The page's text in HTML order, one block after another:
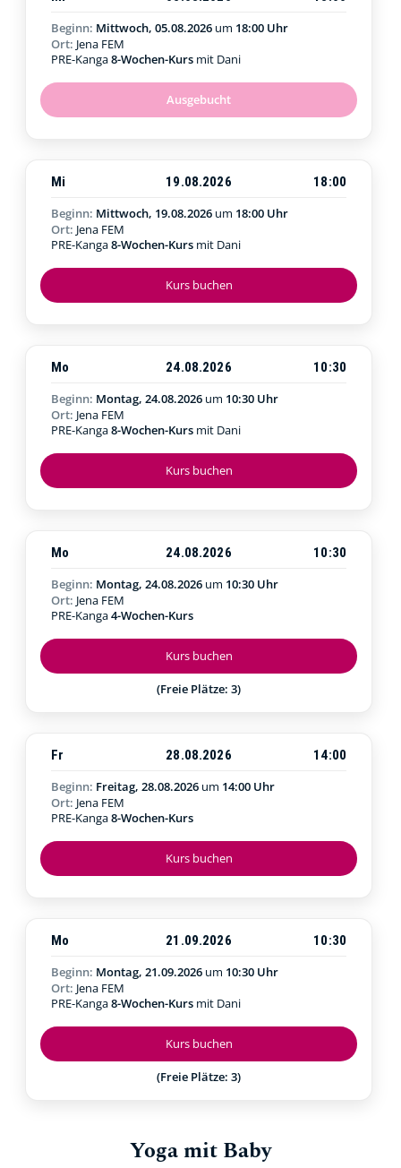
Ausgebucht
Beginn: Mittwoch, 05.08.2026 um 18:00 Uhr
Ort: Jena FEM
PRE-Kanga8-Wochen-Kurs mit Dani
Kurs buchen
Mi 19.08.2026
18:00
Beginn: Mittwoch, 19.08.2026 um 18:00 Uhr
Ort: Jena FEM
PRE-Kanga8-Wochen-Kurs mit Dani
Kurs buchen
Mo 24.08.2026
10:30
Beginn: Montag, 24.08.2026 um 10:30 Uhr
Ort: Jena FEM
PRE-Kanga8-Wochen-Kurs mit Dani
Kurs buchen
(Freie Plätze: 3)
Mo 24.08.2026
10:30
Beginn: Montag, 24.08.2026 um 10:30 Uhr
Ort: Jena FEM
PRE-Kanga4-Wochen-Kurs
Kurs buchen
Fr 28.08.2026
14:00
Beginn: Freitag, 28.08.2026 um 14:00 Uhr
Ort: Jena FEM
PRE-Kanga8-Wochen-Kurs
Kurs buchen
(Freie Plätze: 3)
Mo 21.09.2026
10:30
Beginn: Montag, 21.09.2026 um 10:30 Uhr
Ort: Jena FEM
PRE-Kanga8-Wochen-Kurs mit Dani
Yoga mit Baby